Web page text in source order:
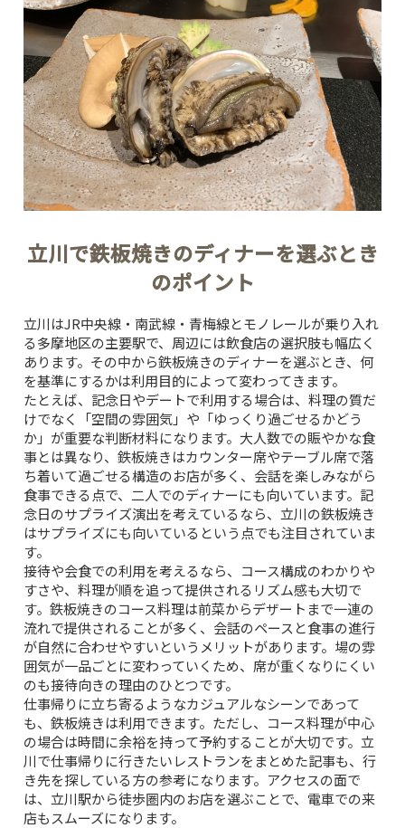
立川で鉄板焼きのディナーを選ぶとき
のポイント
立川はJR中央線・南武線・青梅線とモノレールが乗り入れ
る多摩地区の主要駅で、周辺には飲食店の選択肢も幅広く
あります。その中から鉄板焼きのディナーを選ぶとき、何
を基準にするかは利用目的によって変わってきます。
たとえば、記念日やデートで利用する場合は、料理の質だ
けでなく「空間の雰囲気」や「ゆっくり過ごせるかどう
か」が重要な判断材料になります。大人数での賑やかな食
事とは異なり、鉄板焼きはカウンター席やテーブル席で落
ち着いて過ごせる構造のお店が多く、会話を楽しみながら
食事できる点で、二人でのディナーにも向いています。記
念日のサプライズ演出を考えているなら、 立川の鉄板焼き
はサプライズにも向いている という点でも注目されていま
す。
接待や会食での利用を考えるなら、コース構成のわかりや
すさや、料理が順を追って提供されるリズム感も大切で
す。鉄板焼きのコース料理は前菜からデザートまで一連の
流れで提供されることが多く、会話のペースと食事の進行
が自然に合わせやすいというメリットがあります。場の雰
囲気が一品ごとに変わっていくため、席が重くなりにくい
のも接待向きの理由のひとつです。
仕事帰りに立ち寄るようなカジュアルなシーンであって
も、鉄板焼きは利用できます。ただし、コース料理が中心
の場合は時間に余裕を持って予約することが大切です。 立
川で仕事帰りに行きたいレストランをまとめた記事も、行
き先を探している方の参考になります。アクセスの面で
は、立川駅から徒歩圏内のお店を選ぶことで、電車での来
店もスムーズになります。